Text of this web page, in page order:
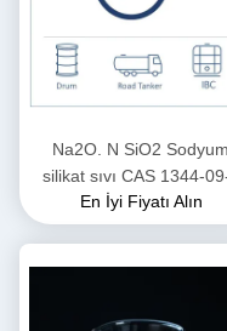
Na2O. N SiO2 Sodyum
silikat sıvı CAS 1344-09-
Yanmaz
En İyi Fiyatı Alın